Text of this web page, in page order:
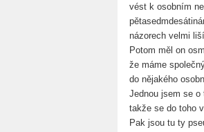
vést k osobním
názorech velmi
Potom měl on
že máme
do nějakého
Jednou jsem se
takže se do toho
Pak jsou tu ty